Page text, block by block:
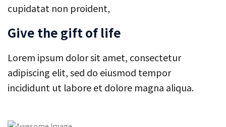
cupidatat non proident,
Give the gift of life
Lorem ipsum dolor sit amet, consectetur
adipiscing elit, sed do eiusmod tempor
incididunt ut labore et dolore magna aliqua.